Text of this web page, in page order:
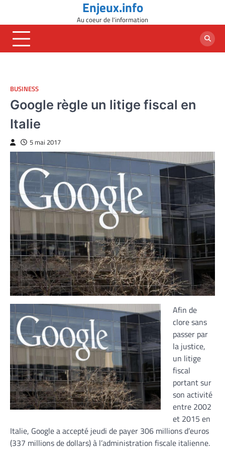
content
Enjeux.info
Au coeur de l'information
BUSINESS
Google règle un litige fiscal en
Italie
5 mai 2017
Afin de
clore sans
passer par
la justice,
un litige
fiscal
portant sur
son activité
entre 2002
et 2015 en
Italie, Google a accepté jeudi de payer 306 millions d’euros
(337 millions de dollars) à l’administration fiscale italienne.